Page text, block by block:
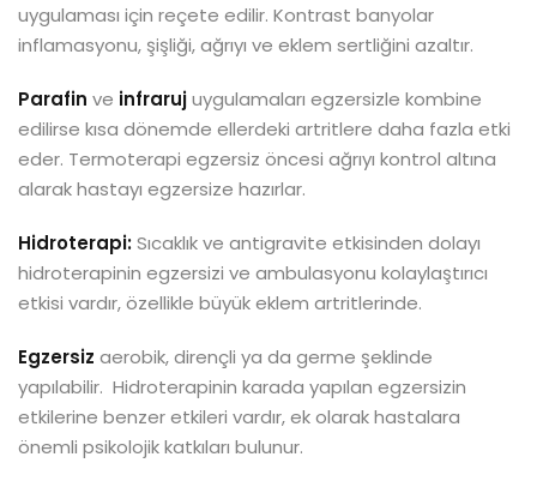
uygulaması için reçete edilir. Kontrast banyolar
inflamasyonu, şişliği, ağrıyı ve eklem sertliğini azaltır.
Parafin ve infrarujuygulamaları egzersizle kombine
edilirse kısa dönemde ellerdeki artritlere daha fazla etki
eder. Termoterapi egzersiz öncesi ağrıyı kontrol altına
alarak hastayı egzersize hazırlar.
Hidroterapi:Sıcaklık ve antigravite etkisinden dolayı
hidroterapinin egzersizi ve ambulasyonu kolaylaştırıcı
etkisi vardır, özellikle büyük eklem artritlerinde.
Egzersiz aerobik, dirençli ya da germe şeklinde
yapılabilir. Hidroterapinin karada yapılan egzersizin
etkilerine benzer etkileri vardır, ek olarak hastalara
önemli psikolojik katkıları bulunur.